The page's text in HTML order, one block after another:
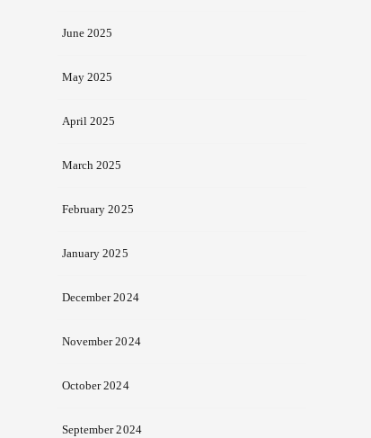
June 2025
May 2025
April 2025
March 2025
February 2025
January 2025
December 2024
November 2024
October 2024
September 2024